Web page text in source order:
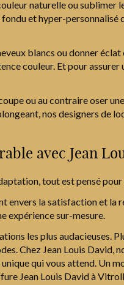
naturelle ou sublimer
et hyper-personnalisé
blancs ou donner
couleur. Et pour
ou au contraire oser
nos designers de
avec Jean
tout est pensé
envers la satisfaction et
expérience sur-mesure.
les plus
Chez Jean Louis David,
unique qui vous attend.
Jean Louis David à